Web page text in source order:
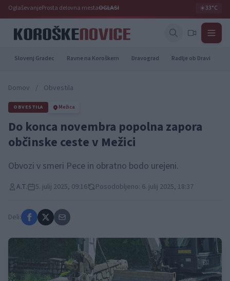
OglaševanjeProsta delovna mestaOGLASI ☀️33°C
Slovenj Gradec Ravne na Koroškem Dravograd Radlje ob Dravi
Domov / Obvestila
OBVESTILA Mežica
Do konca novembra popolna zapora
občinske ceste v Mežici
Obvozi v smeri Pece in obratno bodo urejeni.
A.T. 5. julij 2025, 09:16 Posodobljeno: 6. julij 2025, 18:37
Deli: